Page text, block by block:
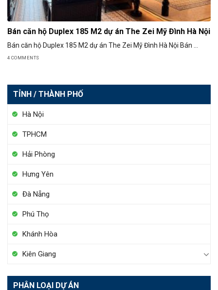
TỈNH / THÀNH PHỐ
Hà Nội
TPHCM
Hải Phòng
Hưng Yên
Đà Nẵng
Phú Thọ
Khánh Hòa
Kiên Giang
PHÂN LOẠI DỰ ÁN
Bán căn hộ Duplex 185 M2 dự án The Zei Mỹ Đình Hà Nội
Bán căn hộ Duplex 185 M2 dự án The Zei Mỹ Đình Hà Nội Bán ...
4 COMMENTS